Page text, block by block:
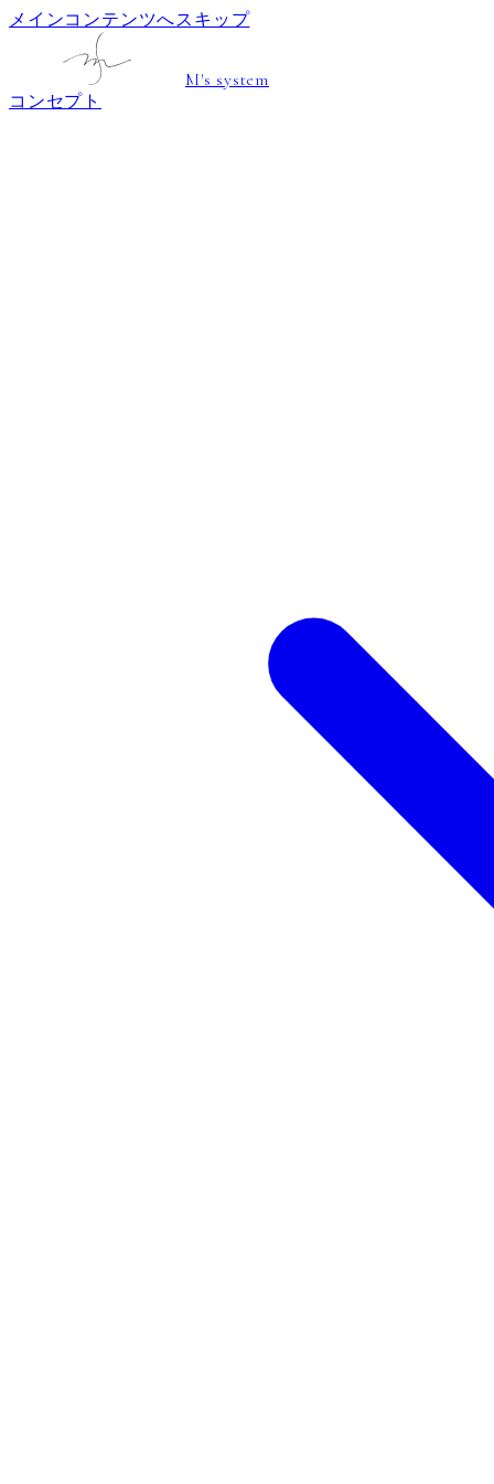
メインコンテンツへスキップ
M's system
コンセプト